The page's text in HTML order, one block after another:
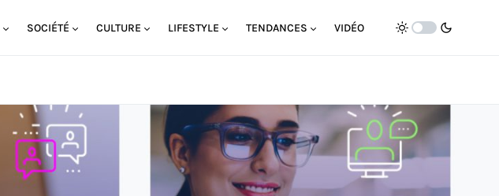
SOCIÉTÉ CULTURE LIFESTYLE TENDANCES VIDÉO